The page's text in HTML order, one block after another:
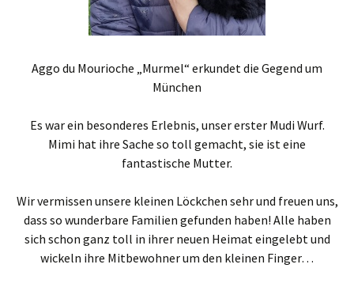
Aggo du Mourioche „Murmel“ erkundet die Gegend um
München
Es war ein besonderes Erlebnis, unser erster Mudi Wurf.
Mimi hat ihre Sache so toll gemacht, sie ist eine
fantastische Mutter.
Wir vermissen unsere kleinen Löckchen sehr und freuen uns,
dass so wunderbare Familien gefunden haben! Alle haben
sich schon ganz toll in ihrer neuen Heimat eingelebt und
wickeln ihre Mitbewohner um den kleinen Finger…